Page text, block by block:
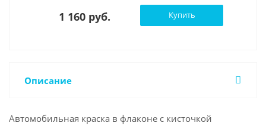
1 160 руб. Купить
Описание
Автомобильная краска в флаконе с кисточкой